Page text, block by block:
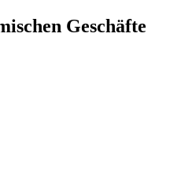
Geschäfte